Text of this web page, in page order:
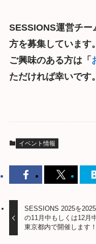
SESSIONS運営チー
方を募集しています。
ご興味のある方は「
ただければ幸いです。
イベント情報
SESSIONS 2025を
の11月中もしくは12月
東京都内で開催します！